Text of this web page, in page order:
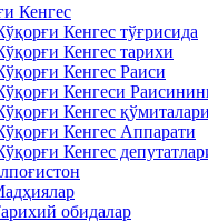
Кенгес
Кенгес тўғрисида
Кенгес тарихи
Кенгес Раиси
Кенгеси
Кенгес қўмиталари
Кенгес Аппарати
Кенгес
обидалар